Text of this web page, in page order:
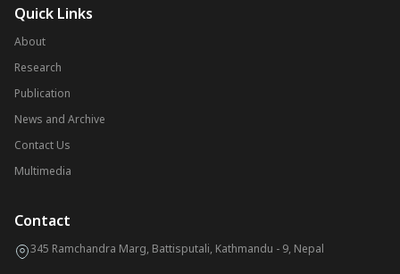
Quick Links
About
Research
Publication
News and Archive
Contact Us
Multimedia
Contact
345 Ramchandra Marg, Battisputali, Kathmandu - 9, Nepal